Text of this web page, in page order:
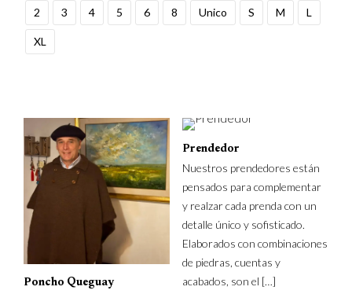
2 3 4 5 6 8 Unico S M L
XL
Poncho Queguay
Prendedor
Nuestros prendedores están
pensados para complementar
y realzar cada prenda con un
detalle único y sofisticado.
Elaborados con combinaciones
de piedras, cuentas y
acabados, son el […]